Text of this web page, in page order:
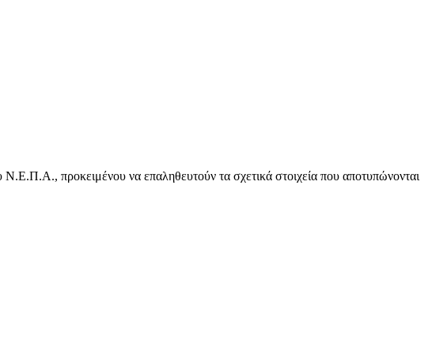
Ν.Ε.Π.Α., προκειμένου να επαληθευτούν τα σχετικά στοιχεία που αποτυπώνονται